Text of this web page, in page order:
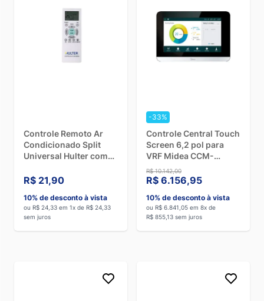
Controle Remoto Ar
Condicionado Split
Universal Hulter com
HT1KT-528A
R$ 21,90
10% de desconto à vista
ou R$ 24,33 em 1x de R$ 24,33
sem juros
-33%
Controle Central Touch
Screen 6,2 pol para
VRF Midea CCM-
180A/WS - 110V-220V
R$ 10.142,00
R$ 6.156,95
10% de desconto à vista
ou R$ 6.841,05 em 8x de
R$ 855,13 sem juros